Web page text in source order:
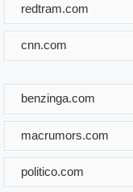
redtram.com
cnn.com
benzinga.com
macrumors.com
politico.com